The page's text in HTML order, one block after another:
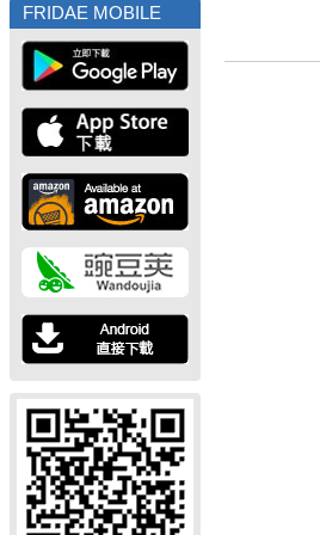
FRIDAE MOBILE